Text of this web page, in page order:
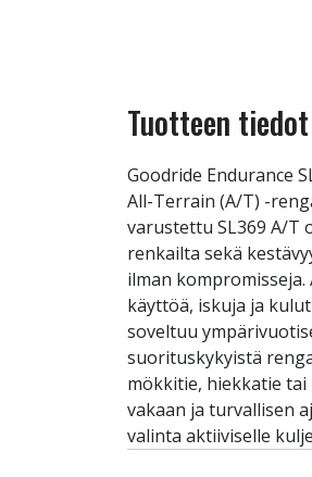
Tuotteen tiedot
Goodride Endurance
All-Terrain (A/T) -
varustettu SL369 A/T
renkailta sekä
ilman
käyttöä, iskuja ja
soveltuu
suorituskykyistä
mökkitie, hiekkatie
vakaan ja turvallisen
valinta aktiiviselle